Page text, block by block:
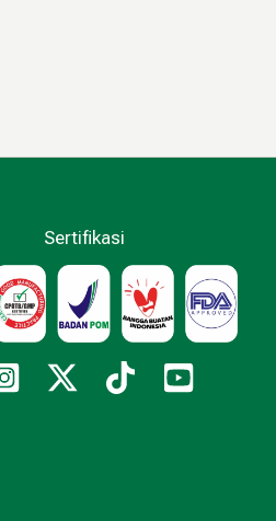
Sertifikasi